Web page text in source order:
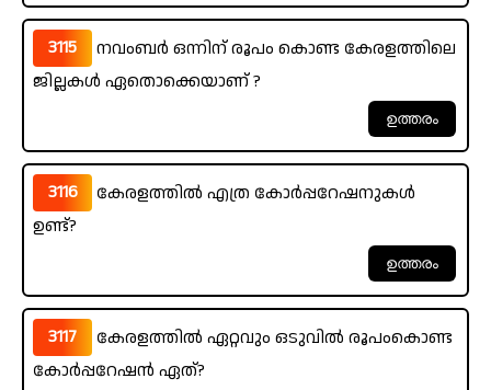
3115
നവംബർ ഒന്നിന് രൂപം കൊണ്ട കേരളത്തിലെ
ജില്ലകൾ ഏതൊക്കെയാണ് ?
3116
കേരളത്തിൽ എത്ര കോർപ്പറേഷനുകൾ
ഉണ്ട്?
3117
കേരളത്തിൽ ഏറ്റവും ഒടുവിൽ രൂപംകൊണ്ട
കോർപ്പറേഷൻ ഏത്?